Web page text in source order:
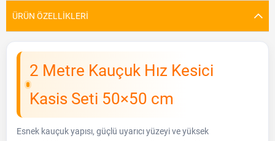
ÜRÜN ÖZELLIKLERI
2 Metre Kauçuk Hız Kesici
Kasis Seti 50×50 cm
Esnek kauçuk yapısı, güçlü uyarıcı yüzeyi ve yüksek